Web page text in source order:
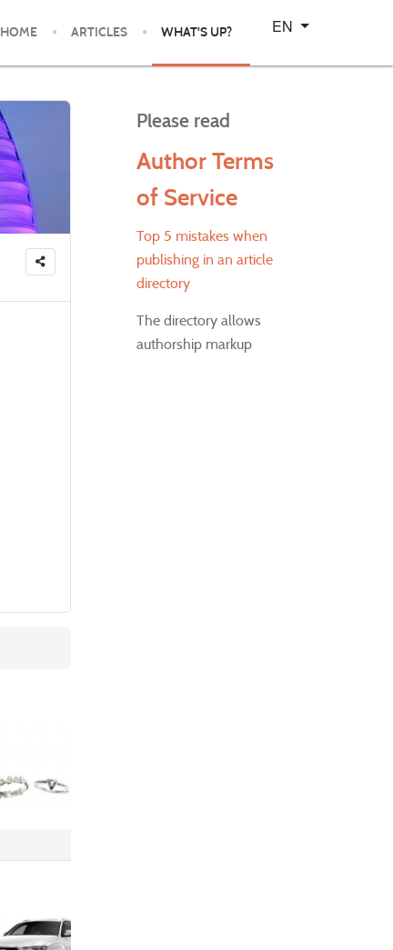
HOME ARTICLES WHAT'S UP?
Select your language
EN
Please read
Author Terms
of Service
Top 5 mistakes when
publishing in an article
directory
The directory allows
authorship markup